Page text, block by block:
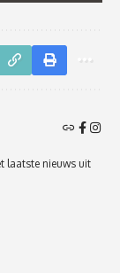
laatste nieuws uit